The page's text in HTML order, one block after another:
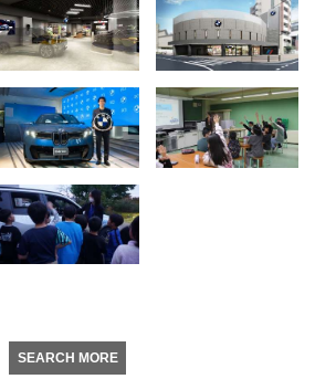
SEARCH MORE